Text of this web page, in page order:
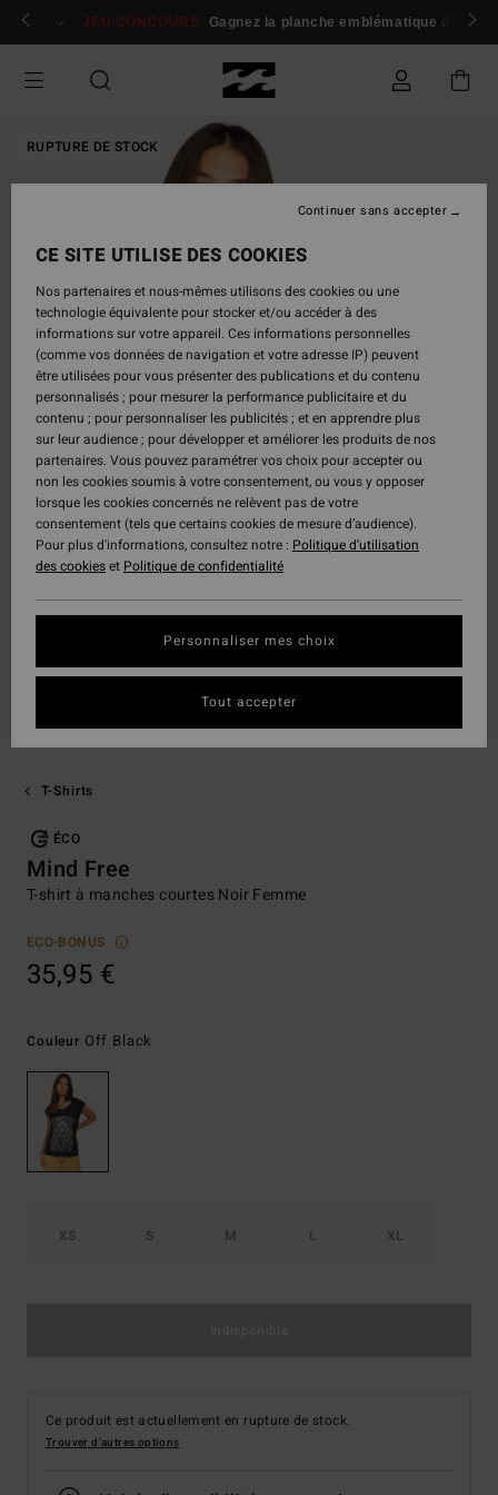
Passer
Se connecter / s'inscrire
JEU CONCOURS Gagnez la planche emblématique d'Andy
RUPTURE DE STOCK
T-Shirts
ÉCO
Mind Free
T-shirt à manches courtes Noir Femme
ECO-BONUS
35,95 €
Couleur Off Black
XS S M L XL
Ce produit est actuellement en rupture de stock.
Trouver d'autres options
CE SITE UTILISE DES COOKIES
Nos partenaires et nous-mêmes utilisons des cookies ou une
technologie équivalente pour stocker et/ou accéder à des
informations sur votre appareil. Ces informations personnelles
(comme vos données de navigation et votre adresse IP) peuvent
être utilisées pour vous présenter des publications et du contenu
personnalisés ; pour mesurer la performance publicitaire et du
contenu ; pour personnaliser les publicités ; et en apprendre plus
sur leur audience ; pour développer et améliorer les produits de nos
partenaires. Vous pouvez paramétrer vos choix pour accepter ou
non les cookies soumis à votre consentement, ou vous y opposer
lorsque les cookies concernés ne relèvent pas de votre
consentement (tels que certains cookies de mesure d’audience).
Pour plus d'informations, consultez notre : Politique d'utilisation
des cookieset Politique de confidentialité
Personnaliser mes choix
Continuer sans accepter
Tout accepter